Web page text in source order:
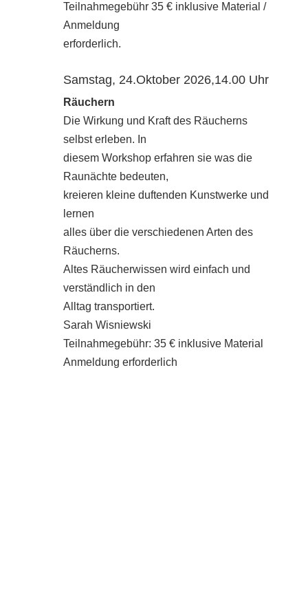
Teilnahmegebühr 35 € inklusive Material /
Anmeldung
erforderlich.
Samstag, 24.Oktober 2026,14.00 Uhr
Räuchern
Die Wirkung und Kraft des Räucherns
selbst erleben. In
diesem Workshop erfahren sie was die
Raunächte bedeuten,
kreieren kleine duftenden Kunstwerke und
lernen
alles über die verschiedenen Arten des
Räucherns.
Altes Räucherwissen wird einfach und
verständlich in den
Alltag transportiert.
Sarah Wisniewski
Teilnahmegebühr: 35 € inklusive Material
Anmeldung erforderlich